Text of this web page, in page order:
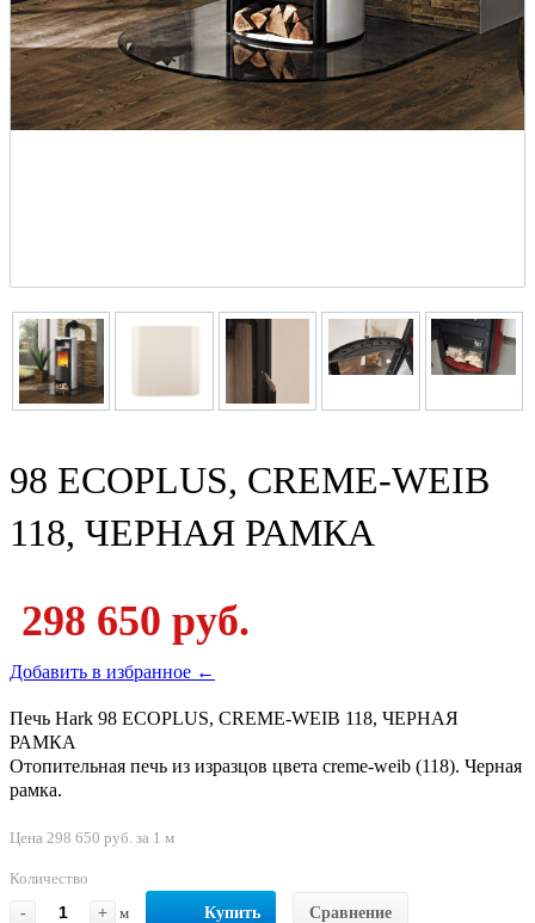
98 ECOPLUS, CREME-WEIB
118, ЧЕРНАЯ РАМКА
298 650 руб.
Добавить в избранное ←
Печь Hark 98 ECOPLUS, CREME-WEIB 118, ЧЕРНАЯ
РАМКА
Отопительная печь из изразцов цвета creme-weib (118). Черная
рамка.
Цена 298 650 руб. за 1 м
Количество
-
+ м Купить Сравнение